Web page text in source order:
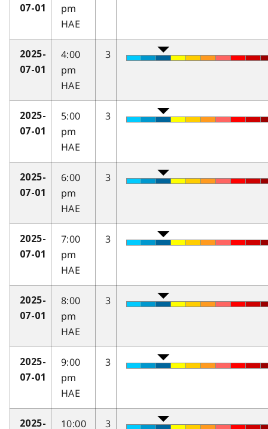
07-01
pm
HAE
2025-
07-01
4:00
pm
HAE
3
2025-
07-01
5:00
pm
HAE
3
2025-
07-01
6:00
pm
HAE
3
2025-
07-01
7:00
pm
HAE
3
2025-
07-01
8:00
pm
HAE
3
2025-
07-01
9:00
pm
HAE
3
2025- 10:00 3